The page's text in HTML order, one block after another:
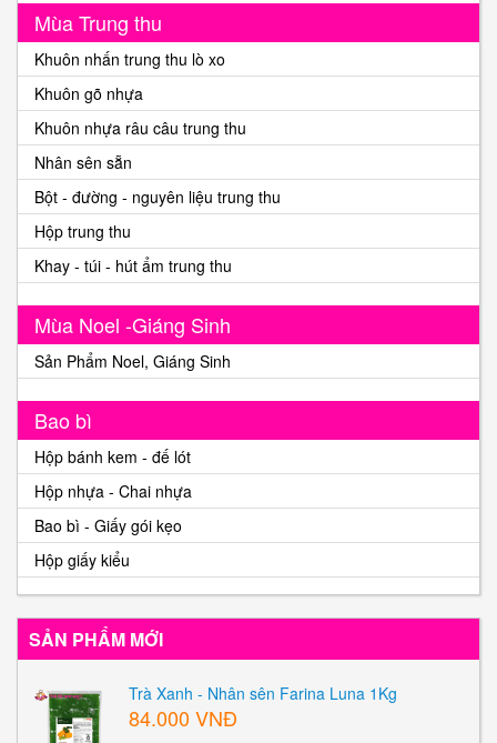
Mùa Trung thu
Khuôn nhấn trung thu lò xo
Khuôn gõ nhựa
Khuôn nhựa râu câu trung thu
Nhân sên sẵn
Bột - đường - nguyên liệu trung thu
Hộp trung thu
Khay - túi - hút ẩm trung thu
Mùa Noel -Giáng Sinh
Sản Phẩm Noel, Giáng Sinh
Bao bì
Hộp bánh kem - đế lót
Hộp nhựa - Chai nhựa
Bao bì - Giấy gói kẹo
Hộp giấy kiểu
SẢN PHẨM MỚI
Trà Xanh - Nhân sên Farina Luna 1Kg
84.000 VNĐ